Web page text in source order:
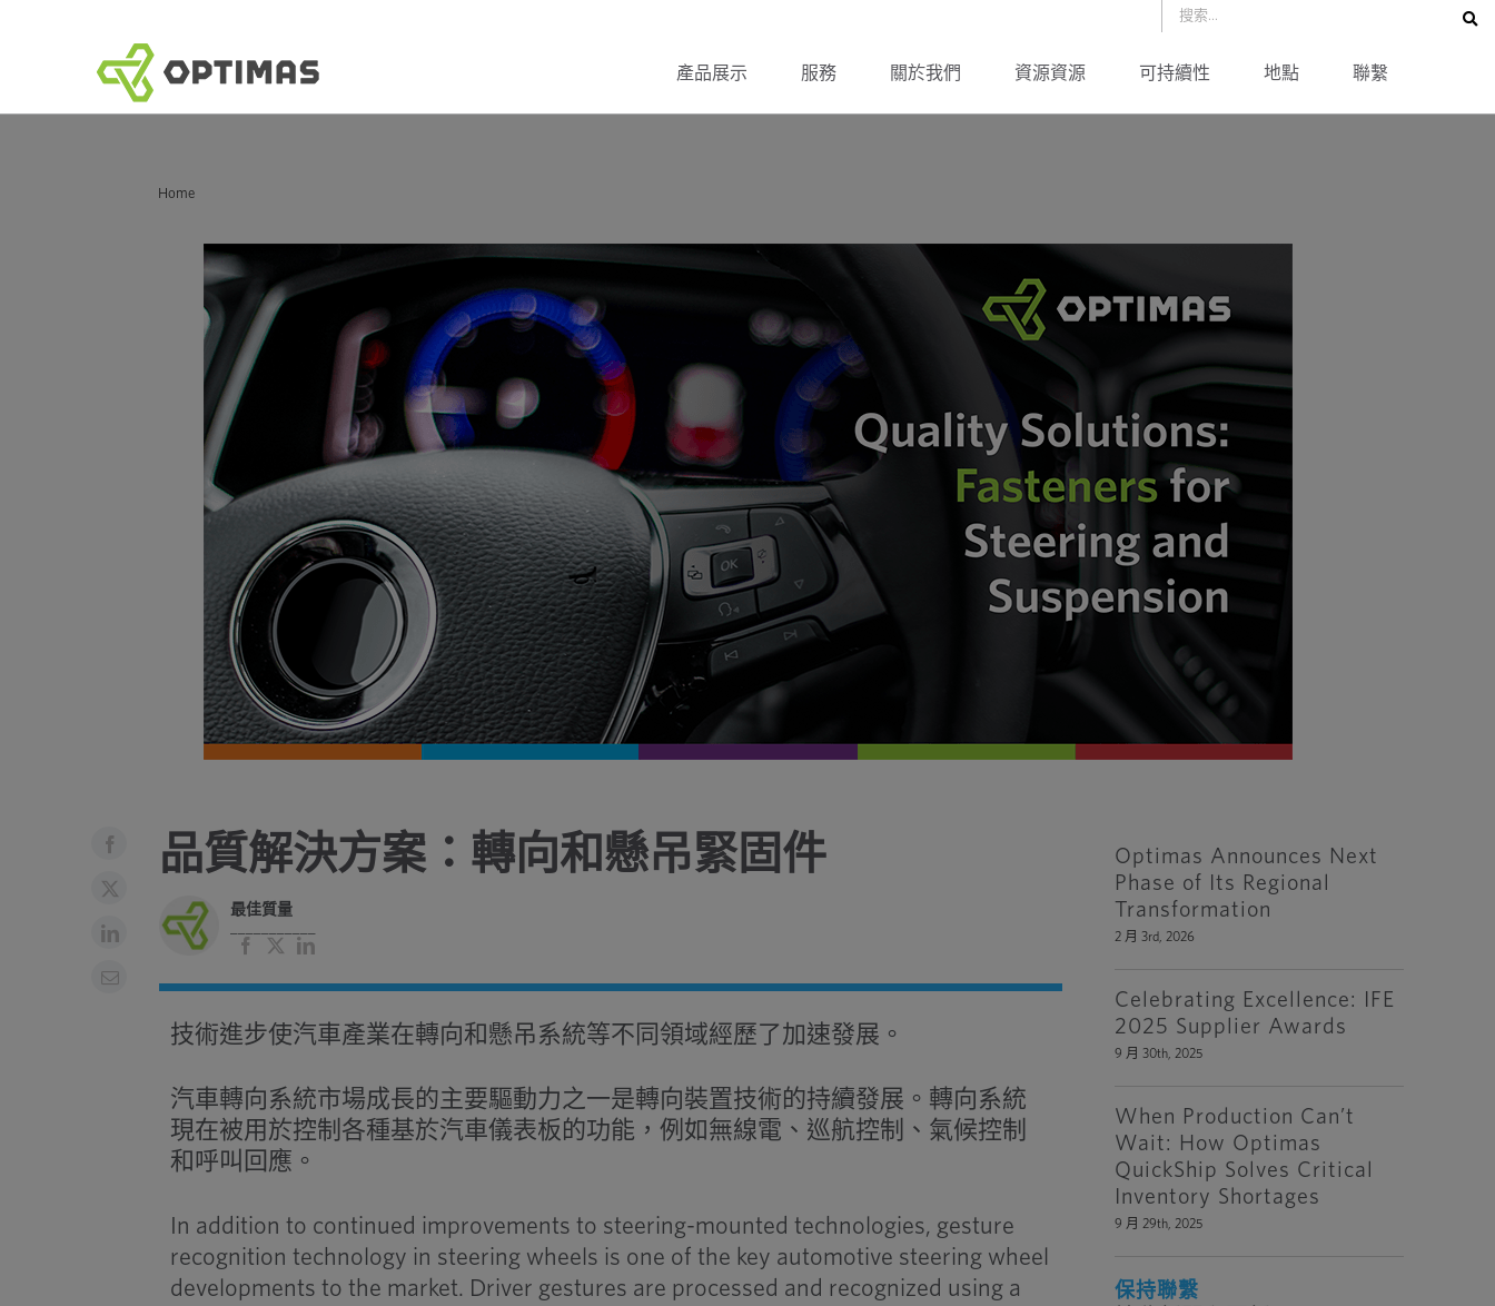
容
產品展示 服務 關於我們 資源資源 可持續性 地點 聯繫
Home
品質解決方案：轉向和懸吊緊固件
最佳質量
臉
領
技術進步使汽車產業在轉向和懸吊系統等不同領域經歷了加速發展。
汽車轉向系統市場成長的主要驅動力之一是轉向裝置技術的持續發展。轉向系統
現在被用於控制各種基於汽車儀表板的功能，例如無線電、巡航控制、氣候控制
和呼叫回應。
In addition to continued improvements to steering-mounted technologies, gesture
recognition technology in steering wheels is one of the key automotive steering wheel
developments to the market. Driver gestures are processed and recognized using a
Optimas Announces Next
Phase of Its Regional
Transformation
2 月 3rd, 2026
Celebrating Excellence: IFE
2025 Supplier Awards
9 月 30th, 2025
When Production Can’t
Wait: How Optimas
QuickShip Solves Critical
Inventory Shortages
9 月 29th, 2025
保持聯繫